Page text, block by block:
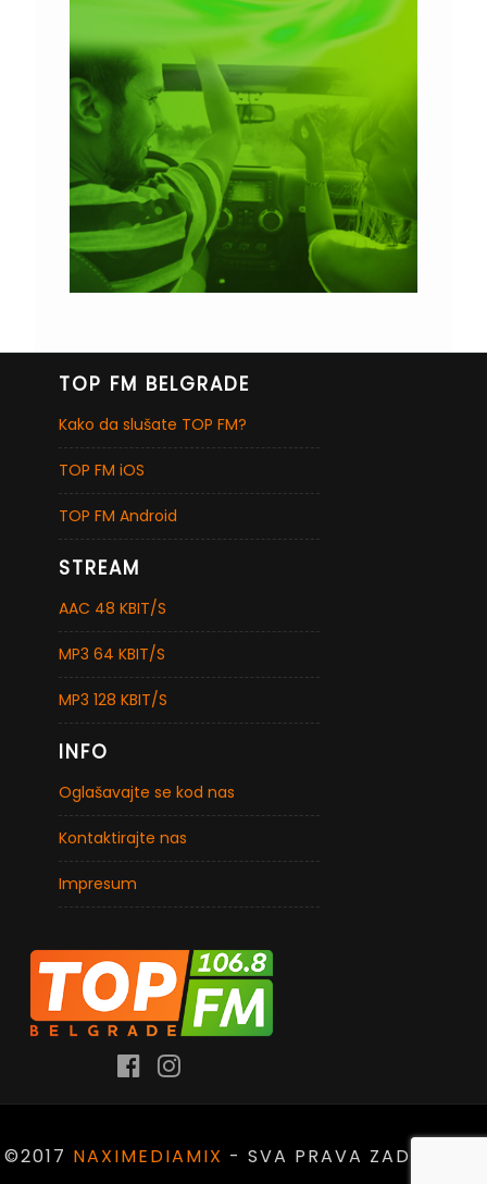
TOP FM BELGRADE
Kako da slušate TOP FM?
TOP FM iOS
TOP FM Android
STREAM
AAC 48 KBIT/S
MP3 64 KBIT/S
MP3 128 KBIT/S
INFO
Oglašavajte se kod nas
Kontaktirajte nas
Impresum
©2017 NAXIMEDIAMIX - SVA PRAVA ZADRŽANA.